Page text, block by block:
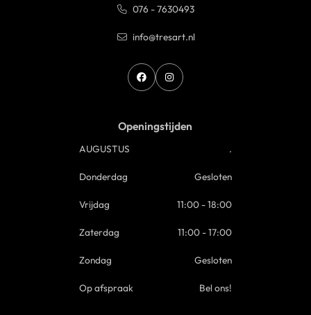
076 - 7630493
info@tresart.nl
Openingstijden
AUGUSTUS .
Donderdag Gesloten
Vrijdag 11:00 - 18:00
Zaterdag 11:00 - 17:00
Zondag Gesloten
Op afspraak Bel ons!